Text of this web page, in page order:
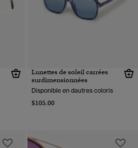
Lunettes de soleil carrées
surdimensionnées
Disponible en dautres coloris
$105.00